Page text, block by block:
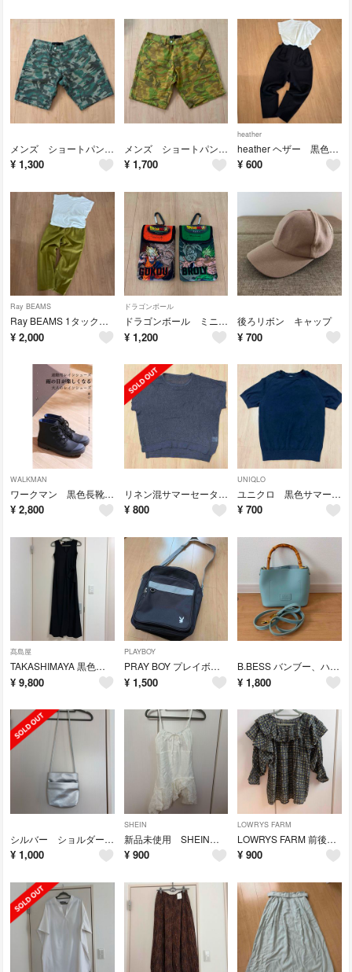
メンズ ショートパンツ カモフラージュ
¥ 1,300
メンズ ショートパンツ カモフラージュ 黄土色
¥ 1,700
heather
heather ヘザー 黒色 タック カジュアルパンツ
¥ 600
Ray BEAMS
Ray BEAMS 1タックパンツ
¥ 2,000
ドラゴンボール
ドラゴンボール ミニポーチ 小物・カード入れ 2個
¥ 1,200
後ろリボン キャップ
¥ 700
WALKMAN
ワークマン 黒色長靴 S
¥ 2,800
リネン混サマーセーター ラメ入りグレー
¥ 800
UNIQLO
ユニクロ 黒色サマーセーター
¥ 700
髙島屋
TAKASHIMAYA 黒色オールインワン
¥ 9,800
PLAYBOY
PRAY BOY プレイボーイ スクールバッグ
¥ 1,500
B.BESS バンブー、ハンドバッグ ショルダーバッグ
¥ 1,800
シルバー ショルダーバッグ
¥ 1,000
SHEIN
新品未使用 SHEINシーイン ホワイト レース キャミソール アシンメトリー
¥ 900
LOWRYS FARM
LOWRYS FARM 前後2WAY 五分袖 フリルブラウス 総柄
¥ 900